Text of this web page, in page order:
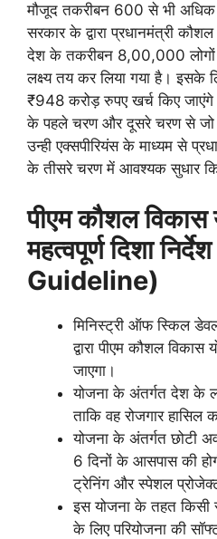
मौजूद तकरीबन 600 से भी अधिक
सरकार के द्वारा प्रधानमंत्री
देश के तकरीबन 8,00,000 लोगों
लक्ष्य तय कर लिया गया है। इसके
₹948 करोड़ रुपए खर्च किए
के पहले चरण और दूसरे चरण से जो
उन्ही एक्सपीरियंस के माध्यम से
के तीसरे चरण में आवश्यक सुधार
पीएम कौशल
महत्वपूर्ण दिशा निर्देश
Guideline)
मिनिस्ट्री ऑफ स्किल
द्वारा पीएम कौशल
जाएगा।
योजना के अंतर्गत देश के
ताकि वह रोजगार
योजना के अंतर्गत छोटी
6 दिनों के आसपास की
ट्रेनिंग और स्पेशल
इस योजना के तहत किसी
के लिए परियोजना की